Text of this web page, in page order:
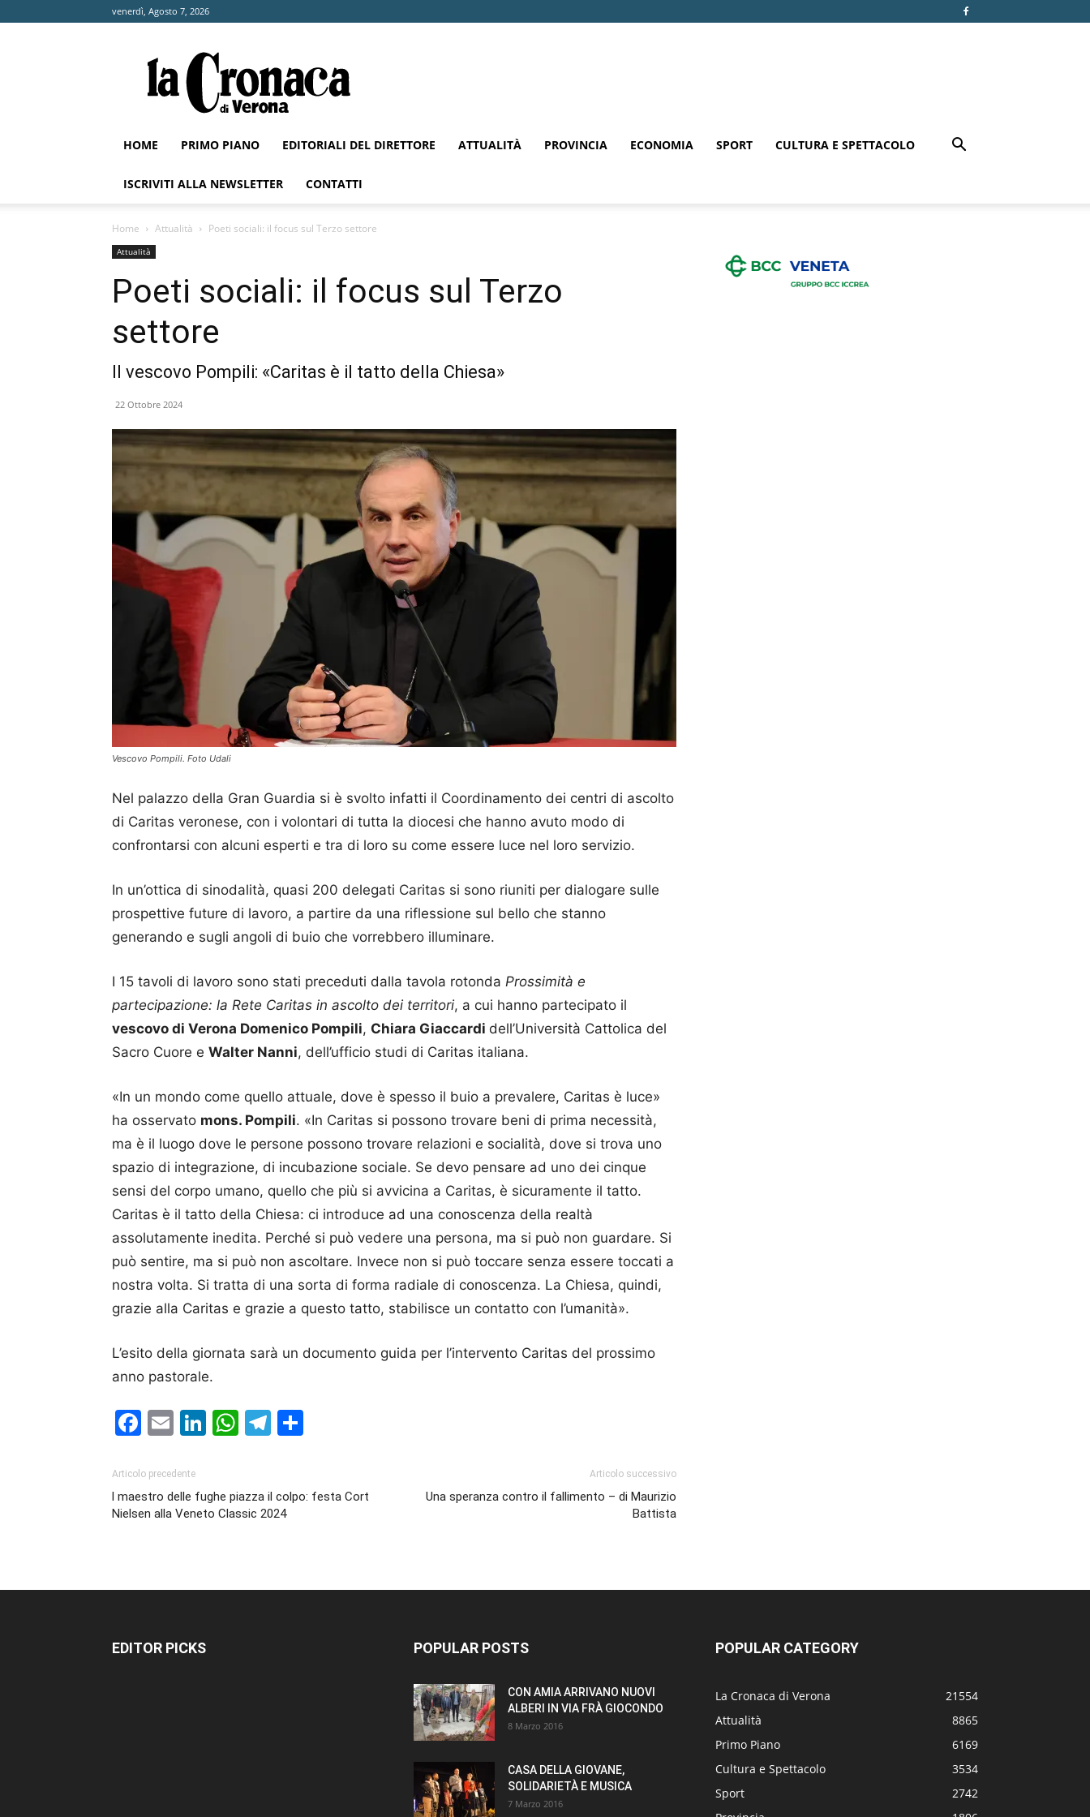
venerdì, Agosto 7, 2026
Cronaca
di
Verona
HOME PRIMO PIANO EDITORIALI DEL DIRETTORE ATTUALITÀ PROVINCIA ECONOMIA SPORT CULTURA E SPETTACOLO
ISCRIVITI ALLA NEWSLETTER CONTATTI
Home Attualità Poeti sociali: il focus sul Terzo settore
Attualità
Poeti sociali: il focus sul Terzo
settore
Il vescovo Pompili: «Caritas è il tatto della Chiesa»
22 Ottobre 2024
Vescovo Pompili. Foto Udali
Nel palazzo della Gran Guardia si è svolto infatti il Coordinamento dei centri di ascolto
di Caritas veronese, con i volontari di tutta la diocesi che hanno avuto modo di
confrontarsi con alcuni esperti e tra di loro su come essere luce nel loro servizio.
In un’ottica di sinodalità, quasi 200 delegati Caritas si sono riuniti per dialogare sulle
prospettive future di lavoro, a partire da una riflessione sul bello che stanno
generando e sugli angoli di buio che vorrebbero illuminare.
I 15 tavoli di lavoro sono stati preceduti dalla tavola rotonda Prossimità e
partecipazione: la Rete Caritas in ascolto dei territori, a cui hanno partecipato il
vescovo di Verona Domenico Pompili, Chiara Giaccardi dell’Università Cattolica del
Sacro Cuore e Walter Nanni, dell’ufficio studi di Caritas italiana.
«In un mondo come quello attuale, dove è spesso il buio a prevalere, Caritas è luce»
ha osservato mons. Pompili. «In Caritas si possono trovare beni di prima necessità,
ma è il luogo dove le persone possono trovare relazioni e socialità, dove si trova uno
spazio di integrazione, di incubazione sociale. Se devo pensare ad uno dei cinque
sensi del corpo umano, quello che più si avvicina a Caritas, è sicuramente il tatto.
Caritas è il tatto della Chiesa: ci introduce ad una conoscenza della realtà
assolutamente inedita. Perché si può vedere una persona, ma si può non guardare. Si
può sentire, ma si può non ascoltare. Invece non si può toccare senza essere toccati a
nostra volta. Si tratta di una sorta di forma radiale di conoscenza. La Chiesa, quindi,
grazie alla Caritas e grazie a questo tatto, stabilisce un contatto con l’umanità».
L’esito della giornata sarà un documento guida per l’intervento Caritas del prossimo
anno pastorale.
Facebook
EmailLinkedIn
WhatsApp
Telegram
Articolo precedente
l maestro delle fughe piazza il colpo: festa Cort
Nielsen alla Veneto Classic 2024
Articolo successivo
Una speranza contro il fallimento – di Maurizio
Battista
EDITOR PICKS POPULAR POSTS
CON AMIA ARRIVANO NUOVI
ALBERI IN VIA FRÀ GIOCONDO
8 Marzo 2016
CASA DELLA GIOVANE,
SOLIDARIETÀ E MUSICA
7 Marzo 2016
POPULAR CATEGORY
La Cronaca di Verona
21554
Attualità
8865
Primo Piano
6169
Cultura e Spettacolo
3534
Sport
2742